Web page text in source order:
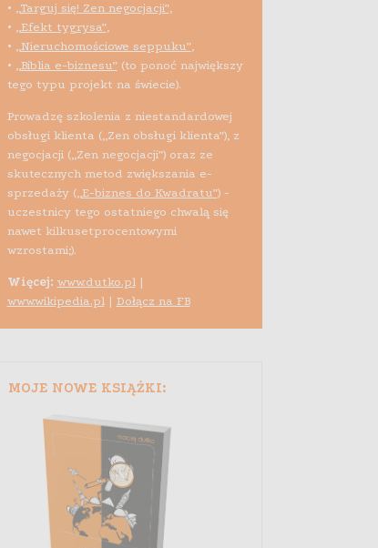
• „Targuj się! Zen negocjacji”,
• „Efekt tygrysa”,
• „Nieruchomościowe seppuku”,
• „Biblia e-biznesu”(to ponoć największy
tego typu projekt na świecie).
Prowadzę szkolenia z niestandardowej
obsługi klienta („Zen obsługi klienta”), z
negocjacji („Zen negocjacji”) oraz ze
skutecznych metod zwiększania e-
sprzedaży („E-biznes do Kwadratu”) -
uczestnicy tego ostatniego chwalą się
nawet kilkusetprocentowymi
wzrostami;).
Więcej: www.dutko.pl|
www.wikipedia.pl| Dołącz na FB
MOJE NOWE KSIĄŻKI: